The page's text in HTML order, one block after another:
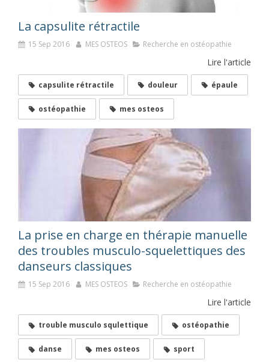
La capsulite rétractile
15 Sep 2016 MES OSTEOS Recherche en ostéopathie
Lire l'article
capsulite rétractile douleur épaule
ostéopathie mes osteos
La prise en charge en thérapie manuelle
des troubles musculo-squelettiques des
danseurs classiques
15 Sep 2016 MES OSTEOS Recherche en ostéopathie
Lire l'article
trouble musculo squlettique ostéopathie
danse mes osteos sport